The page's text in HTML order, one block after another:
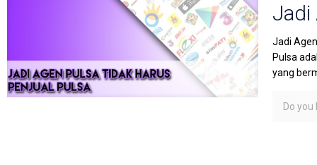
Jadi
Jadi
Pulsa
yang
Do you